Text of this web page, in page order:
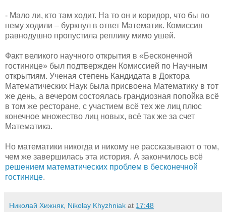
- Мало ли, кто там ходит. На то он и коридор, что бы по
нему ходили – буркнул в ответ Математик. Комиссия
равнодушно пропустила реплику мимо ушей.
Факт великого научного открытия в «Бесконечной
гостинице» был подтвержден Комиссией по Научным
открытиям. Ученая степень Кандидата в Доктора
Математических Наук была присвоена Математику в тот
же день, а вечером состоялась грандиозная попойка всё
в том же ресторане, с участием всё тех же лиц плюс
конечное множество лиц новых, всё так же за счет
Математика.
Но математики никогда и никому не рассказывают о том,
чем же завершилась эта история. А закончилось всё
решением математических проблем в бесконечной
гостинице.
Николай Хижняк, Nikolay Khyzhniak at 17:48